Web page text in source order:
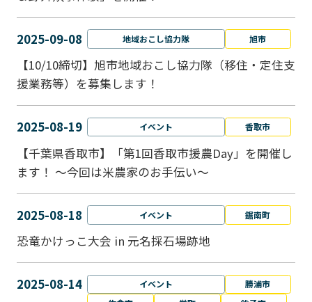
2025-09-08 地域おこし協力隊 旭市
【10/10締切】旭市地域おこし協力隊（移住・定住支
援業務等）を募集します！
2025-08-19 イベント 香取市
【千葉県香取市】「第1回香取市援農Day」を開催し
ます！ ～今回は米農家のお手伝い～
2025-08-18 イベント 鋸南町
恐竜かけっこ大会 in 元名採石場跡地
2025-08-14 イベント
勝浦市